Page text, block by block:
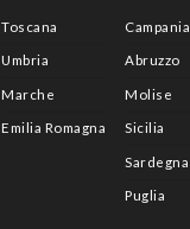
Toscana
Umbria
Marche
Emilia Romagna
Campania
Abruzzo
Molise
Sicilia
Sardegna
Puglia